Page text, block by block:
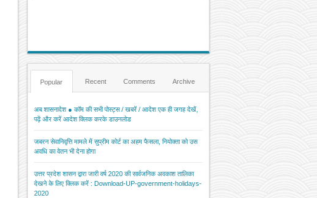
Popular Recent Comments Archive
अब शासनादेश ● कॉम की सभी पोस्ट्स / खबरें / आदेश एक ही जगह देखें,
पढ़ें और करें आदेश क्लिक करके डाउनलोड
जबरन सेवानिवृत्ति मामले में सुप्रीम कोर्ट का अहम फैसला, नियोक्ता को उस
अवधि का वेतन भी देना होगा
उत्तर प्रदेश शासन द्वारा जारी वर्ष 2020 की सार्वजनिक अवकाश तालिका
देखने के लिए क्लिक करें : Download-UP-government-holidays-
2020